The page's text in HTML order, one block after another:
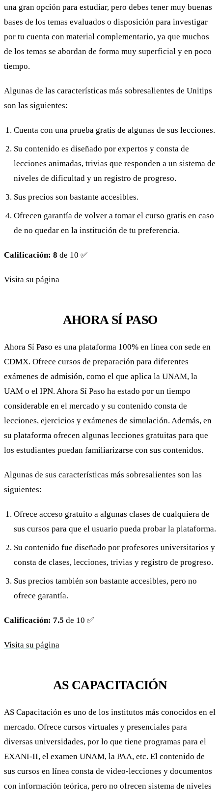
una gran opción para estudiar, pero debes tener muy buenas
bases de los temas evaluados o disposición para investigar
por tu cuenta con material complementario, ya que muchos
de los temas se abordan de forma muy superficial y en poco
tiempo.
Algunas de las características más sobresalientes de Unitips
son las siguientes:
Cuenta con una prueba gratis de algunas de sus lecciones.
Su contenido es diseñado por expertos y consta de
lecciones animadas, trivias que responden a un sistema de
niveles de dificultad y un registro de progreso.
Sus precios son bastante accesibles.
Ofrecen garantía de volver a tomar el curso gratis en caso
de no quedar en la institución de tu preferencia.
Calificación: 8 de 10 ✅
Visita su página
AHORA SÍ PASO
Ahora Sí Paso es una plataforma 100% en línea con sede en
CDMX. Ofrece cursos de preparación para diferentes
exámenes de admisión, como el que aplica la UNAM, la
UAM o el IPN. Ahora Sí Paso ha estado por un tiempo
considerable en el mercado y su contenido consta de
lecciones, ejercicios y exámenes de simulación. Además, en
su plataforma ofrecen algunas lecciones gratuitas para que
los estudiantes puedan familiarizarse con sus contenidos.
Algunas de sus características más sobresalientes son las
siguientes:
Ofrece acceso gratuito a algunas clases de cualquiera de
sus cursos para que el usuario pueda probar la plataforma.
Su contenido fue diseñado por profesores universitarios y
consta de clases, lecciones, trivias y registro de progreso.
Sus precios también son bastante accesibles, pero no
ofrece garantía.
Calificación: 7.5 de 10 ✅
Visita su página
AS CAPACITACIÓN
AS Capacitación es uno de los institutos más conocidos en el
mercado. Ofrece cursos virtuales y presenciales para
diversas universidades, por lo que tiene programas para el
EXANI-II, el examen UNAM, la PAA, etc. El contenido de
sus cursos en línea consta de video-lecciones y documentos
con información teórica, pero no ofrecen sistema de niveles